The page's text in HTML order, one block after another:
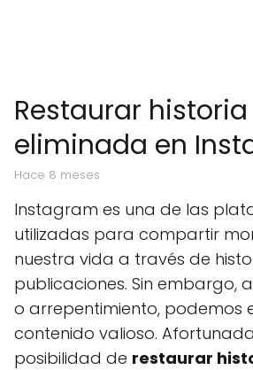
Restaurar historia
eliminada en
hace 8 meses
Instagram es una de las
utilizadas para compartir
nuestra vida a través de
publicaciones. Sin embargo,
o arrepentimiento, podemos
contenido valioso.
posibilidad de restaurar